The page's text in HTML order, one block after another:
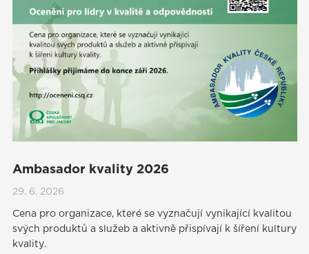
Ambasador kvality 2026
29. 6. 2026
Cena pro organizace, které se vyznačují vynikající kvalitou
svých produktů a služeb a aktivně přispívají k šíření kultury
kvality.